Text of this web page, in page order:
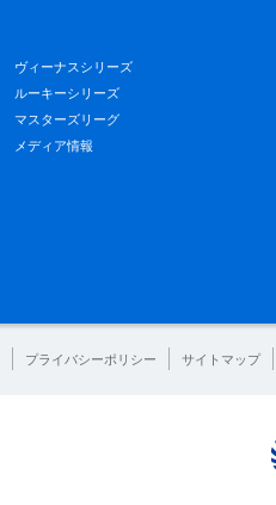
ヴィーナスシリーズ
ルーキーシリーズ
マスターズリーグ
メディア情報
プライバシーポリシー サイトマップ